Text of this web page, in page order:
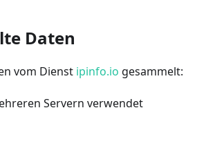
Daten
vom Dienst ipinfo.io gesammelt:
Servern verwendet